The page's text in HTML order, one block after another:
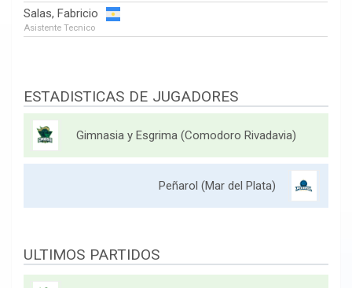
Salas, Fabricio
Asistente Tecnico
ESTADISTICAS DE JUGADORES
Gimnasia y Esgrima (Comodoro Rivadavia)
Peñarol (Mar del Plata)
ULTIMOS PARTIDOS